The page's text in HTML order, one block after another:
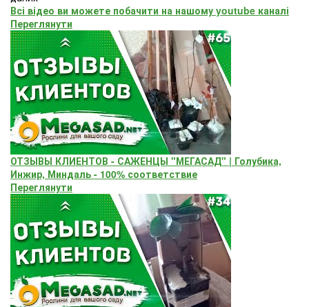
Всі відео ви можете побачити на нашому youtube каналі
Переглянути
ОТЗЫВЫ КЛИЕНТОВ - САЖЕНЦЫ "МЕГАСАД" | Голубика,
Инжир, Миндаль - 100% соответствие
Переглянути